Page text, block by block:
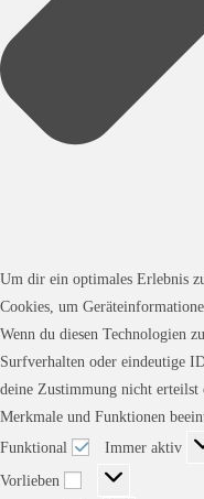
Um dir ein optimales Erlebnis
Cookies, um
Wenn du diesen Technologien
Surfverhalten oder eindeutige
deine Zustimmung nicht erteilst
Merkmale und Funktionen
Funktional
Funktional
Immer aktiv
Vorlieben
Vorlieben